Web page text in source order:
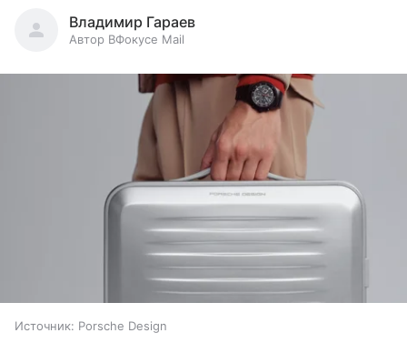
Владимир Гараев
Автор ВФокусе Mail
Источник: Porsche Design